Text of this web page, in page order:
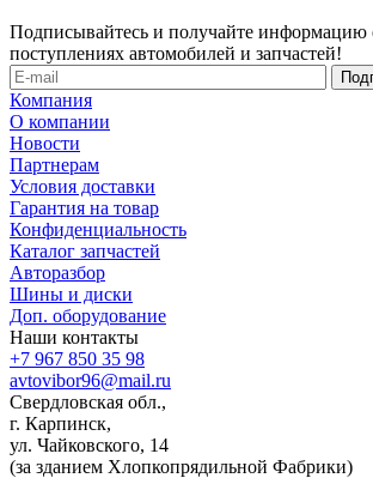
Подписывайтесь и получайте информацию
поступлениях автомобилей и запчастей!
Компания
О компании
Новости
Партнерам
Условия доставки
Гарантия на товар
Конфиденциальность
Каталог запчастей
Авторазбор
Шины и диски
Доп. оборудование
Наши контакты
+7 967 850 35 98
avtovibor96@mail.ru
Свердловская обл.,
г. Карпинск,
ул. Чайковского, 14
(за зданием Хлопкопрядильной Фабрики)